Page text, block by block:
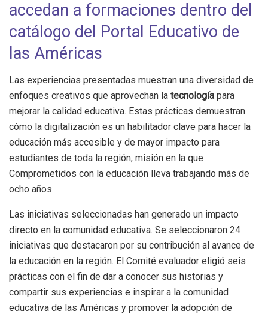
accedan a formaciones dentro del
catálogo del Portal Educativo de
las Américas
Las experiencias presentadas muestran una diversidad de
enfoques creativos que aprovechan la tecnología para
mejorar la calidad educativa. Estas prácticas demuestran
cómo la digitalización es un habilitador clave para hacer la
educación más accesible y de mayor impacto para
estudiantes de toda la región, misión en la que
Comprometidos con la educación lleva trabajando más de
ocho años.
Las iniciativas seleccionadas han generado un impacto
directo en la comunidad educativa. Se seleccionaron 24
iniciativas que destacaron por su contribución al avance de
la educación en la región. El Comité evaluador eligió seis
prácticas con el fin de dar a conocer sus historias y
compartir sus experiencias e inspirar a la comunidad
educativa de las Américas y promover la adopción de